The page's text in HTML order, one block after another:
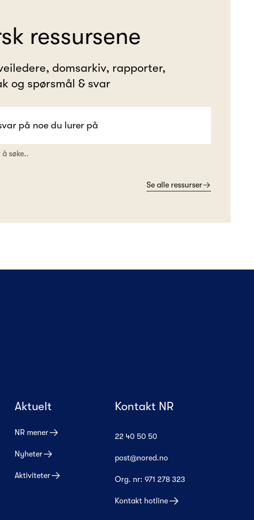
ressursene
domsarkiv, rapporter,
og spørsmål & svar
søke..
Se alle ressurser
Aktuelt
NR mener
Nyheter
Aktiviteter
Kontakt NR
22 40 50 50
post@nored.no
Org. nr:971 278 323
Kontakt hotline